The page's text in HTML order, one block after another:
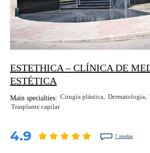
ESTETHICA – CLÍNICA DE
ESTÉTICA
Main specialties: Cirugía plástica Dermatología
Trasplante capilar
4.9 7 reseñas